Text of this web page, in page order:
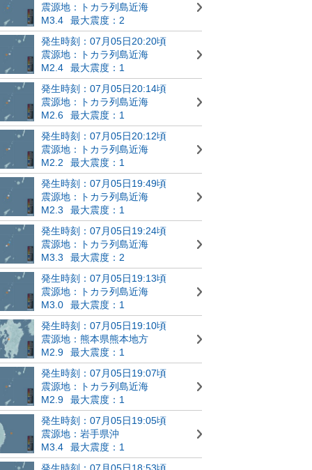
震源地：トカラ列島近海
M3.4
最大震度：2
発生時刻：07月05日20:20頃
震源地：トカラ列島近海
M2.4
最大震度：1
発生時刻：07月05日20:14頃
震源地：トカラ列島近海
M2.6
最大震度：1
発生時刻：07月05日20:12頃
震源地：トカラ列島近海
M2.2
最大震度：1
発生時刻：07月05日19:49頃
震源地：トカラ列島近海
M2.3
最大震度：1
発生時刻：07月05日19:24頃
震源地：トカラ列島近海
M3.3
最大震度：2
発生時刻：07月05日19:13頃
震源地：トカラ列島近海
M3.0
最大震度：1
発生時刻：07月05日19:10頃
震源地：熊本県熊本地方
M2.9
最大震度：1
発生時刻：07月05日19:07頃
震源地：トカラ列島近海
M2.9
最大震度：1
発生時刻：07月05日19:05頃
震源地：岩手県沖
M3.4
最大震度：1
発生時刻：07月05日18:53頃